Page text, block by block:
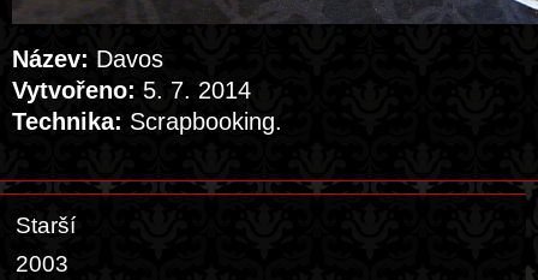
Název: Davos
Vytvořeno: 5. 7. 2014
Technika: Scrapbooking.
Starší
2003